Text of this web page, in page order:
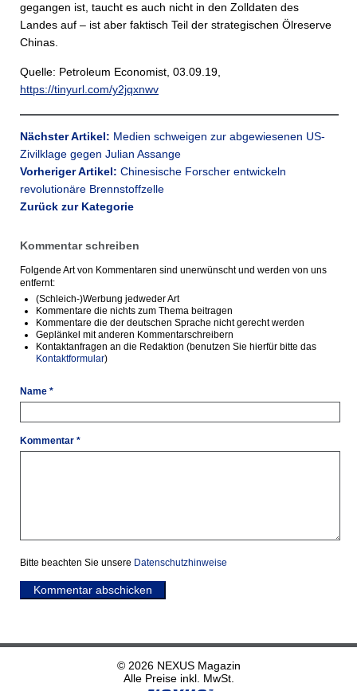
gegangen ist, taucht es auch nicht in den Zolldaten des
Landes auf – ist aber faktisch Teil der strategischen Ölreserve
Chinas.
Quelle: Petroleum Economist, 03.09.19,
https://tinyurl.com/y2jqxnwv
Nächster Artikel: Medien schweigen zur abgewiesenen US-
Zivilklage gegen Julian Assange
Vorheriger Artikel: Chinesische Forscher entwickeln
revolutionäre Brennstoffzelle
Zurück zur Kategorie
Kommentar schreiben
Folgende Art von Kommentaren sind unerwünscht und werden von uns
entfernt:
(Schleich-)Werbung jedweder Art
Kommentare die nichts zum Thema beitragen
Kommentare die der deutschen Sprache nicht gerecht werden
Geplänkel mit anderen Kommentarschreibern
Kontaktanfragen an die Redaktion (benutzen Sie hierfür bitte das
Kontaktformular)
Name *
Kommentar *
Bitte beachten Sie unsere Datenschutzhinweise
Kommentar abschicken
© 2026 NEXUS Magazin
Alle Preise inkl. MwSt.